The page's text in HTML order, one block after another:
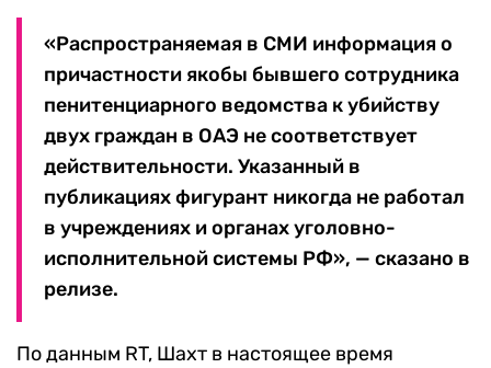
«Распространяемая в СМИ информация о
причастности якобы бывшего сотрудника
пенитенциарного ведомства к убийству
двух граждан в ОАЭ не соответствует
действительности. Указанный в
публикациях фигурант никогда не работал
в учреждениях и органах уголовно-
исполнительной системы РФ», — сказано в
релизе.
По данным RT, Шахт в настоящее время